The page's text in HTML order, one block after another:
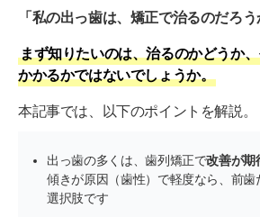
「私の出っ歯は、矯正で治るのだろう
まず知りたいのは、治るのかどうか
かかるかではないでしょうか。
本記事では、以下のポイントを解説。
出っ歯の多くは、歯列矯正で改善が期
傾きが原因（歯性）で軽度なら、前歯
選択肢です